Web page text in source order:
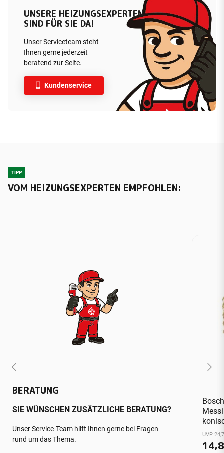
UNSERE HEIZUNGSEXPERTEN
SIND FÜR SIE DA!
Unser Serviceteam steht
Ihnen gerne jederzeit
beratend zur Seite.
Kundenservice
TIPP
VOM HEIZUNGSEXPERTEN EMPFOHLEN:
BERATUNG
SIE WÜNSCHEN ZUSÄTZLICHE BERATUNG?
Unser Service-Team hilft Ihnen gerne bei Fragen
rund um das Thema.
UVP